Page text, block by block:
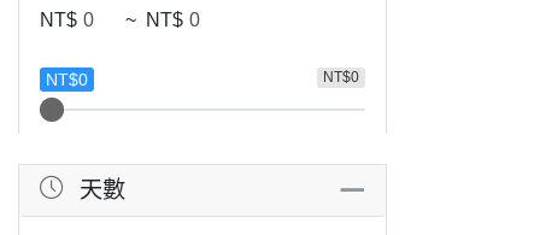
NT$ ~ NT$
NT$0
NT$0
天數